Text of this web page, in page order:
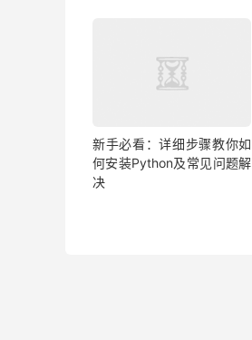
新手必看：详细步骤教你如
何安装Python及常见问题解
决